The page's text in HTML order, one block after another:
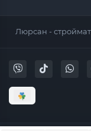
Люрсан -